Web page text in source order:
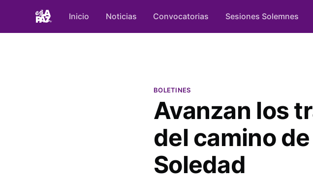
Inicio Noticias Convocatorias Sesiones Solemnes
BOLETINES
Avanzan los
del camino
Soledad